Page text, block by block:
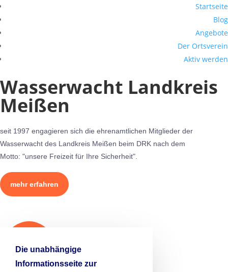
Startseite
Blog
Angebote
Der Ortsverein
Aktiv werden
Wasserwacht Landkreis
Meißen
seit 1997 engagieren sich die ehrenamtlichen Mitglieder der
Wasserwacht des Landkreis Meißen beim DRK nach dem
Motto: "unsere Freizeit für Ihre Sicherheit".
mehr erfahren

Die unabhängige
Informationsseite zur